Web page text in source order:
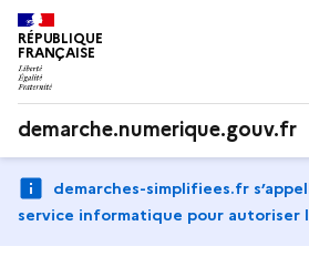
RÉPUBLIQUE
FRANÇAISE
demarche.numerique.gouv.fr
demarches-simplifiees.fr
service informatique pour autoriser